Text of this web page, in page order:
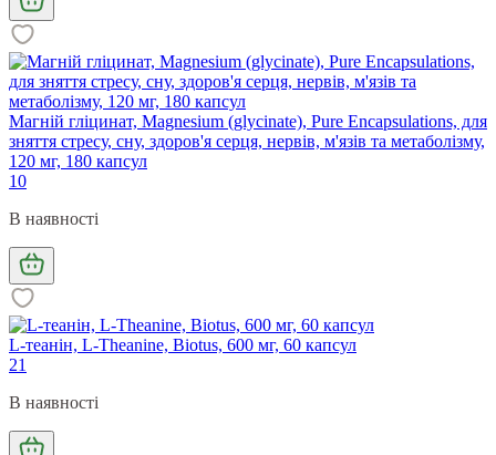
Магній гліцинат, Magnesium (glycinate), Pure Encapsulations, для
зняття стресу, сну, здоров'я серця, нервів, м'язів та метаболізму,
120 мг, 180 капсул
10
В наявності
L-теанін, L-Theanine, Biotus, 600 мг, 60 капсул
21
В наявності